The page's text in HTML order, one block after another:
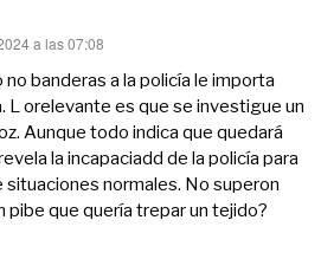
a las 07:08
no banderas a la policía le importa
L orelevante es que se investigue un
Aunque todo indica que quedará
la incapaciadd de la policía para
situaciones normales. No superon
pibe que quería trepar un tejido?